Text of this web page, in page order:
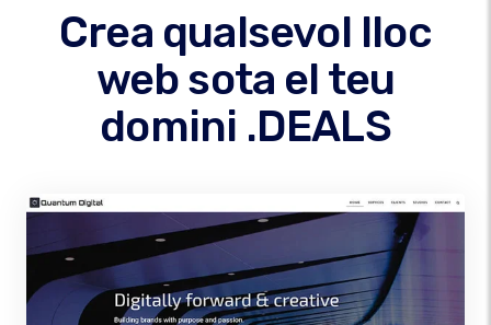
Crea qualsevol lloc
web sota el teu
domini .DEALS